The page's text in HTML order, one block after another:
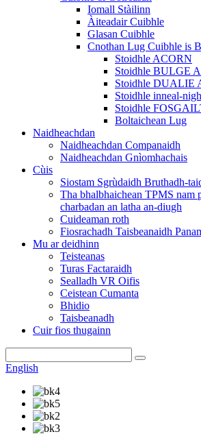
Iomall Stàilinn
Àiteadair Cuibhle
Glasan Cuibhle
Cnothan Lug Cuibhle is
Stoidhle ACORN
Stoidhle BULGE
Stoidhle DUALIE
Stoidhle inneal-
Stoidhle
Boltaichean Lug
Naidheachdan
Naidheachdan Companaidh
Naidheachdan Gnìomhachais
Cùis
Siostam Sgrùdaidh Bruthadh-
Tha bhalbhaichean TPMS nam
charbadan an latha an-diugh
Cuideaman roth
Fiosrachadh Taisbeanaidh
Mu ar deidhinn
Teisteanas
Turas Factaraidh
Sealladh VR Oifis
Ceistean Cumanta
Bhidio
Taisbeanadh
Cuir fios thugainn
English